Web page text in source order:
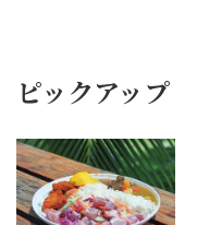
ピックアップ